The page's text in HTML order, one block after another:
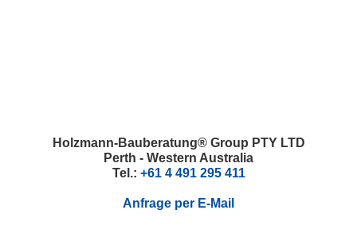
Holzmann-Bauberatung® Group PTY LTD
Perth - Western Australia
Tel.: +61 4 491 295 411
Anfrage per E-Mail